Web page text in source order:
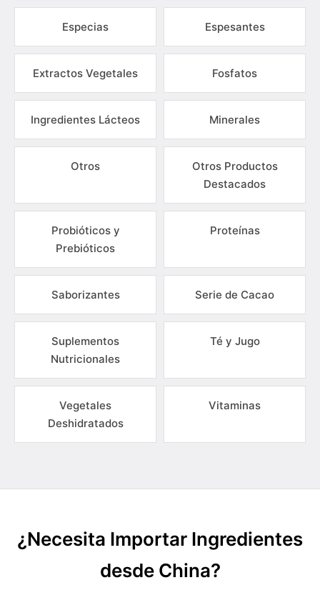
Especias Espesantes
Extractos Vegetales Fosfatos
Ingredientes Lácteos Minerales
Otros
Otros Productos
Destacados
Probióticos y
Prebióticos
Proteínas
Saborizantes Serie de Cacao
Suplementos
Nutricionales
Té y Jugo
Vegetales
Deshidratados
Vitaminas
¿Necesita Importar Ingredientes
desde China?